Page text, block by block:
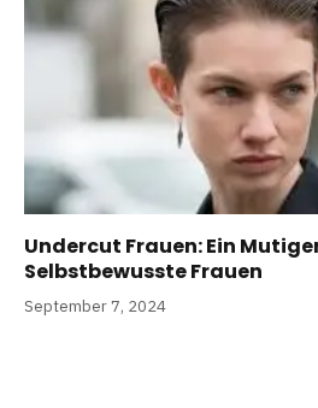
Undercut Frauen: Ein
Selbstbewusste Frauen
September 7, 2024